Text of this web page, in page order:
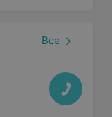
Все